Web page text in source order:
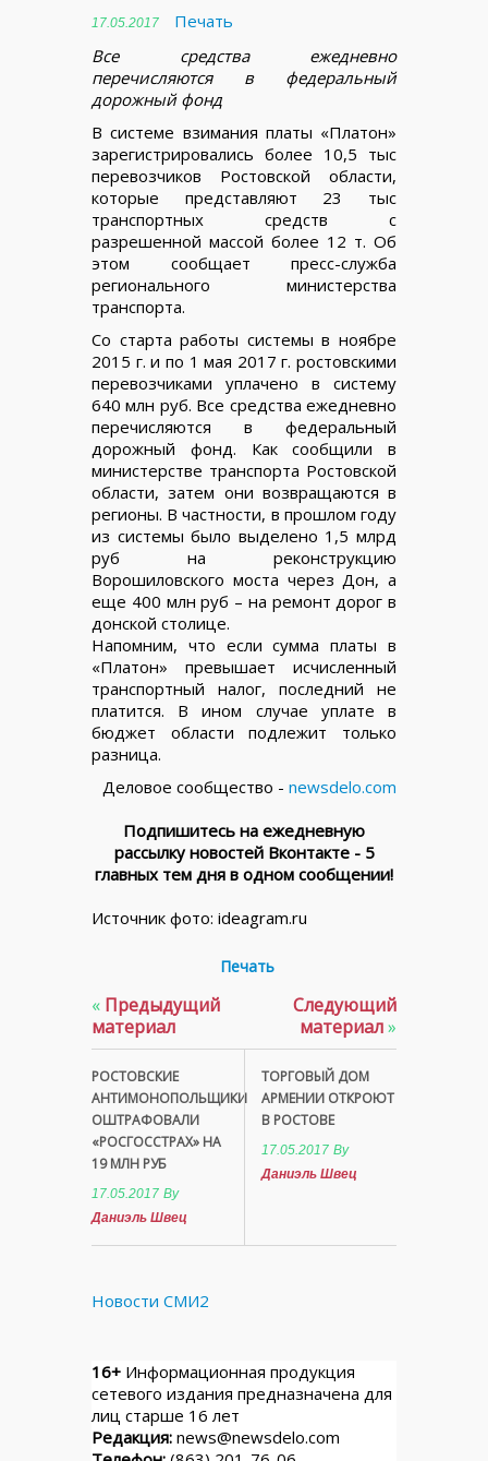
17.05.2017
Печать
Все средства ежедневно
перечисляются в федеральный
дорожный фонд
В системе взимания платы «Платон»
зарегистрировались более 10,5 тыс
перевозчиков Ростовской области,
которые представляют 23 тыс
транспортных средств с
разрешенной массой более 12 т. Об
этом сообщает пресс-служба
регионального министерства
транспорта.
Со старта работы системы в ноябре
2015 г. и по 1 мая 2017 г. ростовскими
перевозчиками уплачено в систему
640 млн руб. Все средства ежедневно
перечисляются в федеральный
дорожный фонд. Как сообщили в
министерстве транспорта Ростовской
области, затем они возвращаются в
регионы. В частности, в прошлом году
из системы было выделено 1,5 млрд
руб на реконструкцию
Ворошиловского моста через Дон, а
еще 400 млн руб – на ремонт дорог в
донской столице.
Напомним, что если сумма платы в
«Платон» превышает исчисленный
транспортный налог, последний не
платится. В ином случае уплате в
бюджет области подлежит только
разница.
Деловое сообщество - newsdelo.com
Подпишитесь на ежедневную
рассылку новостей Вконтакте - 5
главных тем дня в одном сообщении!
Источник фото: ideagram.ru
Печать
« Предыдущий
материал
РОСТОВСКИЕ
АНТИМОНОПОЛЬЩИКИ
ОШТРАФОВАЛИ
«РОСГОССТРАХ» НА
19 МЛН РУБ
17.05.2017 By
Даниэль Швец
Следующий
материал»
ТОРГОВЫЙ ДОМ
АРМЕНИИ ОТКРОЮТ
В РОСТОВЕ
17.05.2017 By
Даниэль Швец
Новости СМИ2
16+ Информационная продукция
сетевого издания предназначена для
лиц старше 16 лет
Редакция: news@newsdelo.com